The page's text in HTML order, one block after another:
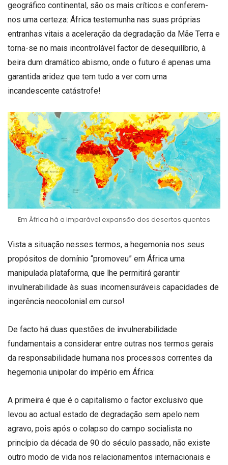
geográfico continental, são os mais críticos e conferem-
nos uma certeza: África testemunha nas suas próprias
entranhas vitais a aceleração da degradação da Mãe Terra e
torna-se no mais incontrolável factor de desequilíbrio, à
beira dum dramático abismo, onde o futuro é apenas uma
garantida aridez que tem tudo a ver com uma
incandescente catástrofe!
Em África há a imparável expansão dos desertos quentes
Vista a situação nesses termos, a hegemonia nos seus
propósitos de domínio “promoveu” em África uma
manipulada plataforma, que lhe permitirá garantir
invulnerabilidade às suas incomensuráveis capacidades de
ingerência neocolonial em curso!
De facto há duas questões de invulnerabilidade
fundamentais a considerar entre outras nos termos gerais
da responsabilidade humana nos processos correntes da
hegemonia unipolar do império em África:
A primeira é que é o capitalismo o factor exclusivo que
levou ao actual estado de degradação sem apelo nem
agravo, pois após o colapso do campo socialista no
princípio da década de 90 do século passado, não existe
outro modo de vida nos relacionamentos internacionais e